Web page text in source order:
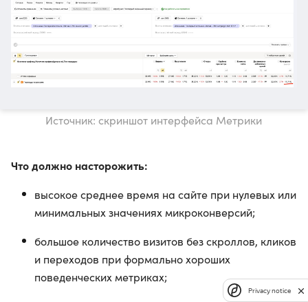
Источник: скриншот интерфейса Метрики
Что должно насторожить:
высокое среднее время на сайте при нулевых или
минимальных значениях микроконверсий;
большое количество визитов без скроллов, кликов
и переходов при формально хороших
поведенческих метриках;
Privacy notice